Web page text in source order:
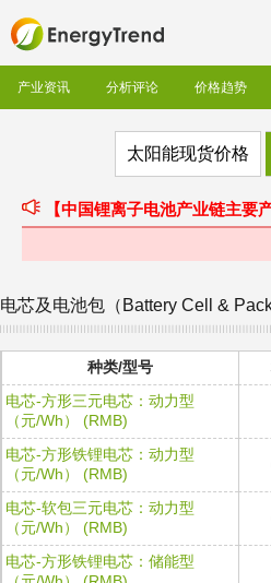
产业资讯 分析评论 价格趋势
太阳能现货价格
【中国锂离子电池产业链主要
电芯及电池包（Battery Cell & Pack
种类/型号
电芯-方形三元电芯：动力型
（元/Wh） (RMB)
电芯-方形铁锂电芯：动力型
（元/Wh） (RMB)
电芯-软包三元电芯：动力型
（元/Wh） (RMB)
电芯-方形铁锂电芯：储能型